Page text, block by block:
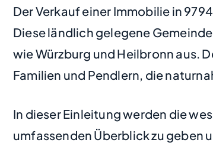
Der Verkauf einer Immobilie in
Diese ländlich gelegene
wie Würzburg und Heilbronn aus.
Familien und Pendlern, die
In dieser Einleitung werden die
umfassenden Überblick zu geben